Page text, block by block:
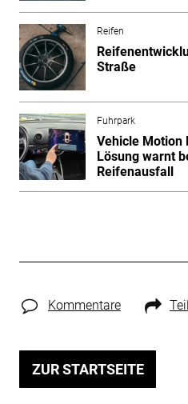
Reifen
Straße
Fuhrpark
Vehicle Motion
Lösung warnt
Reifenausfall
Kommentare
ZUR STARTSEITE